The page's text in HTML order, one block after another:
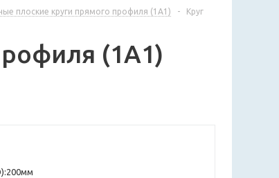
плоские круги прямого профиля (1А1) -
Круг
(1А1)